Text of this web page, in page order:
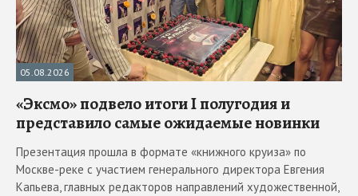
05.08.2026
«Эксмо» подвело итоги I полугодия и
представило самые ожидаемые новинки
Презентация прошла в формате «книжного круиза» по
Москве-реке с участием генерального директора Евгения
Капьева, главных редакторов направлений художественной,